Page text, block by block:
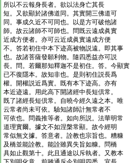
所以不云報身長者。欲以法身亡其長
短。又欲顯於諸佛道同。其實開三佛道可
同。事成久近不可同也。以是方可破他諸
師。故云諸師不可師也。問既云遠成眞實
近成方便者。亦可云近成眞實遠成方便
不。答若初住中本下迹高被物説遠。即其事
也。故諸菩薩發願利物。隨四悉益亦可説
長。問。若爾那知釋迦不是初住。答。今顯實
已不復隱本。故知非也。是則初住説長爲
權。開權説近爲實。既有本下迹高。亦有
本近迹遠。用此高下開諸經中長短倶常。
既了諸經長短倶常。自曉今經久遠之本。唯
云常者尚未可依。驗知諸師計無常者不
可依也。問義推等者。如向所説。法華明常
道理實爾。據文不如涅槃常顯。故今經明
常似無文據。答意者。詮教也宗旨也。糟糠
及橋並能詮教。能詮雖異失旨如糠。問橋
具如止觀第十。此且通途以斥執者。又教本